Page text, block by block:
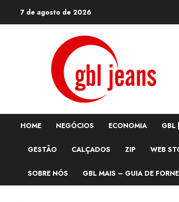
7 de agosto de 2026
HOME NEGÓCIOS ECONOMIA GBL
GESTÃO CALÇADOS ZIP WEB
SOBRE NÓS GBL MAIS – GUIA DE